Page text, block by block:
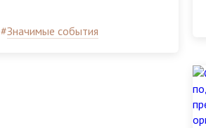
#Значимые события